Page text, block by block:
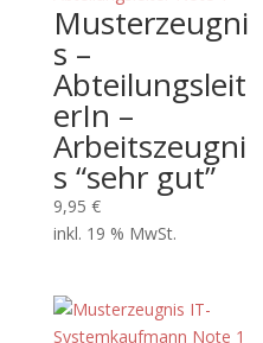
Musterzeugni
s –
Abteilungsleit
erIn –
Arbeitszeugni
s “sehr gut”
9,95 €
inkl. 19 % MwSt.